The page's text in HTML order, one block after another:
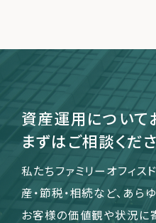
資産運用について
まずはご相談くださ
私たちファミリーオフィス
産・節税・相続など、あら
お客様の価値観や状況に